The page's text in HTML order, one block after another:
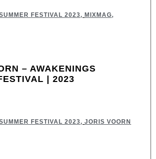
FESTIVAL 2023, MIXMAG,
– AWAKENINGS
| 2023
FESTIVAL 2023, JORIS VOORN